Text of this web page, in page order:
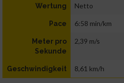
Wertung Netto
Pace 6:58 min/km
Meter pro
Sekunde
2,39 m/s
Geschwindigkeit 8,61 km/h